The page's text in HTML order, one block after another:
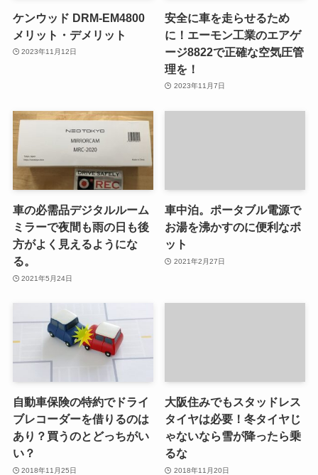
ケンウッド DRM-EM4800
メリット・デメリット
2023年11月12日
安全に車を走らせるため
に！エーモン工業のエアゲ
ージ8822で正確な空気圧管
理を！
2023年11月7日
車の必需品デジタルルーム
ミラーで夜間も雨の日も後
方がよく見えるようにな
る。
2021年5月24日
車中泊。ポータブル電源で
お湯を沸かすのに便利なポ
ット
2021年2月27日
自動車保険の特約でドライ
ブレコーダーを借りるのは
あり？買うのとどっちがい
い？
2018年11月25日
大阪住みでもスタッドレス
タイヤは必要！冬タイヤじ
ゃないなら雪が降ったら乗
るな
2018年11月20日